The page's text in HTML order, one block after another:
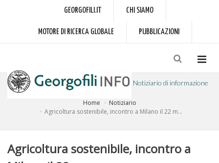
GEORGOFILI.IT CHI SIAMO
MOTORE DI RICERCA GLOBALE PUBBLICAZIONI
Notiziario di informazione
a cura dell'Accademia dei Georgofili
Home
Notiziario
Agricoltura sostenibile, incontro a Milano il 22 m...
Agricoltura sostenibile, incontro a